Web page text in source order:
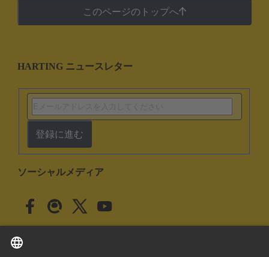
このページのトップへ
HARTING ニュースレター
登録に進む
ソーシャルメディア